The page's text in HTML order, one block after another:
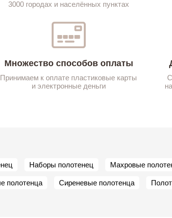
3000 городах и населённых пунктах
Множество способов оплаты
Принимаем к оплате пластиковые карты
и электронные деньги
Наборы полотенец Махровые
полотенца Сиреневые полотенца